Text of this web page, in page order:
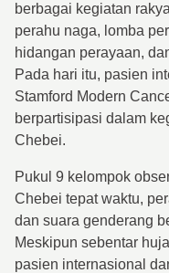
berbagai kegiatan
perahu naga, lomba
hidangan perayaan,
Pada hari itu, pasien
Stamford Modern
berpartisipasi dalam
Chebei.
Pukul 9 kelompok
Chebei tepat waktu,
dan suara genderang
Meskipun sebentar
pasien internasional